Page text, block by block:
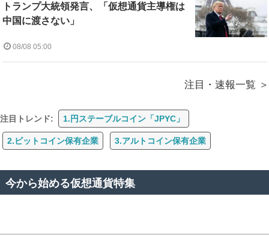
トランプ大統領発言、「仮想通貨主導権は
中国に渡さない」
08/08 05:00
注目・速報一覧
注目トレンド: 1.円ステーブルコイン「JPYC」
2.ビットコイン保有企業 3.アルトコイン保有企業
今から始める仮想通貨特集